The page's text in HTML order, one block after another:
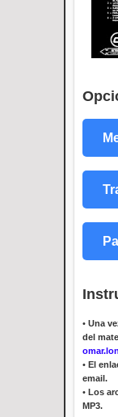
• Una
del
• El
email.
• Los
MP3.